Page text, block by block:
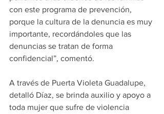
con este programa de prevención,
porque la cultura de la denuncia es muy
importante, recordándoles que las
denuncias se tratan de forma
confidencial”, comentó.
A través de Puerta Violeta Guadalupe,
detalló Díaz, se brinda auxilio y apoyo a
toda mujer que sufre de violencia